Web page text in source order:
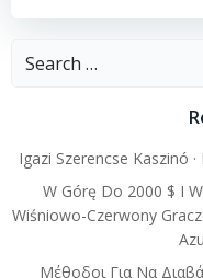
Search
Igazi Szerencse Kaszinó
W Górę Do 2000 $ I
Wiśniowo-Czerwony
Μέθοδοι Για Να